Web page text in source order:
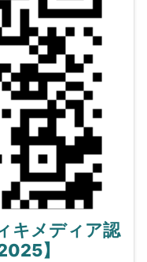
キメディア認
】